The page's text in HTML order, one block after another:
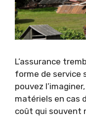
L’assurance
forme de service
pouvez
matériels en cas
coût qui souvent